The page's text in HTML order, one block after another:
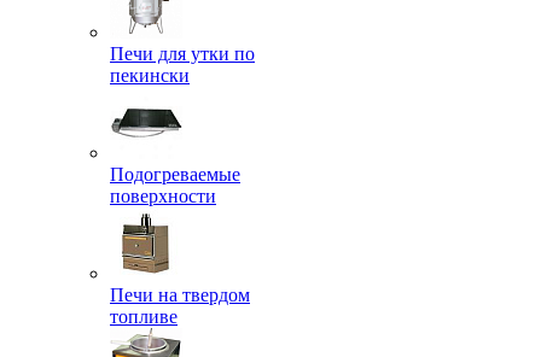
Печи для утки по
пекински
Подогреваемые
поверхности
Печи на твердом
топливе